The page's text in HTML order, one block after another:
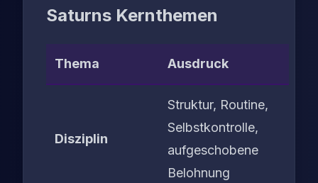
Saturns Kernthemen
Thema Ausdruck
Disziplin
Struktur, Routine,
Selbstkontrolle,
aufgeschobene
Belohnung